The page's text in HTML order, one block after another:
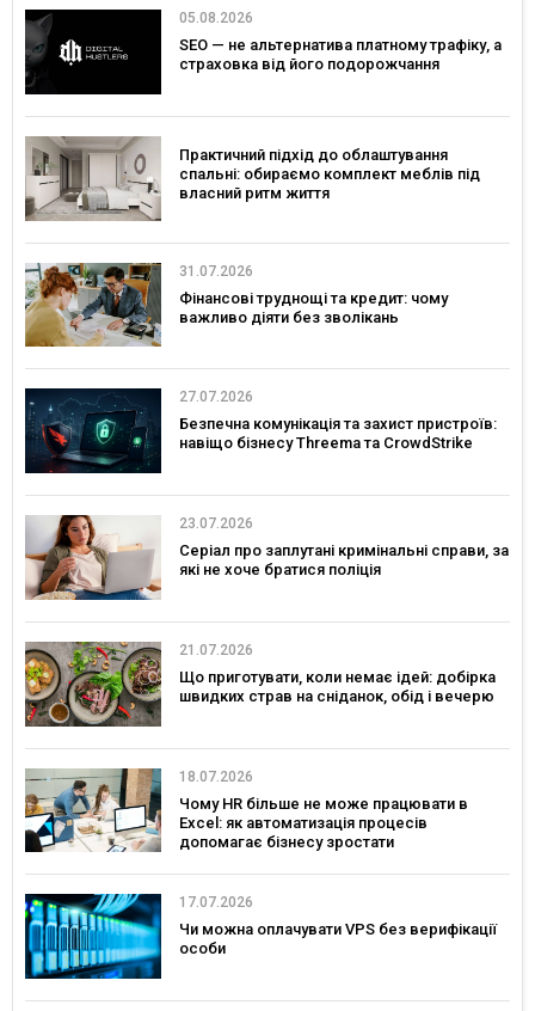
05.08.2026
SEO — не альтернатива платному трафіку, а
страховка від його подорожчання
Практичний підхід до облаштування
спальні: обираємо комплект меблів під
власний ритм життя
31.07.2026
Фінансові труднощі та кредит: чому
важливо діяти без зволікань
27.07.2026
Безпечна комунікація та захист пристроїв:
навіщо бізнесу Threema та CrowdStrike
23.07.2026
Серіал про заплутані кримінальні справи, за
які не хоче братися поліція
21.07.2026
Що приготувати, коли немає ідей: добірка
швидких страв на сніданок, обід і вечерю
18.07.2026
Чому HR більше не може працювати в
Excel: як автоматизація процесів
допомагає бізнесу зростати
17.07.2026
Чи можна оплачувати VPS без верифікації
особи